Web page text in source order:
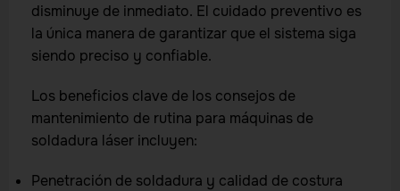
disminuye de inmediato. El cuidado preventivo es
la única manera de garantizar que el sistema siga
siendo preciso y confiable.
Los beneficios clave de los consejos de
mantenimiento de rutina para máquinas de
soldadura láser incluyen:
Penetración de soldadura y calidad de costura